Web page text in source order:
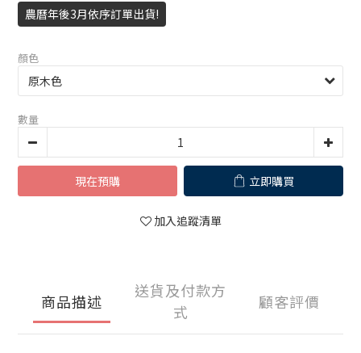
農曆年後3月依序訂單出貨!
顏色
數量
現在預購 立即購買
加入追蹤清單
商品描述
送貨及付款方
式
顧客評價